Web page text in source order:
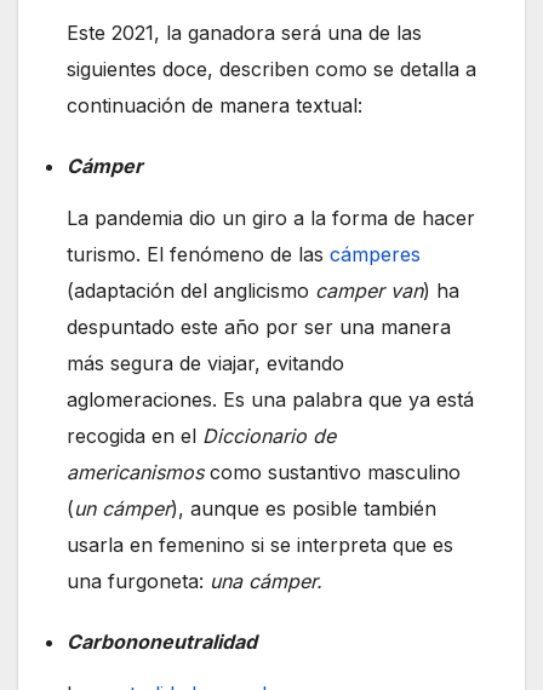
Este 2021, la ganadora será una de las
siguientes doce, describen como se detalla a
continuación de manera textual:
Cámper
La pandemia dio un giro a la forma de hacer
turismo. El fenómeno de las cámperes
(adaptación del anglicismo camper van) ha
despuntado este año por ser una manera
más segura de viajar, evitando
aglomeraciones. Es una palabra que ya está
recogida en el Diccionario de
americanismoscomo sustantivo masculino
(un cámper), aunque es posible también
usarla en femenino si se interpreta que es
una furgoneta: una cámper.
Carbononeutralidad